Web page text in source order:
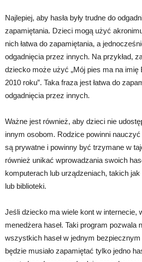
Najlepiej, aby hasła były trudne do
zapamiętania. Dzieci mogą użyć
nich łatwa do zapamiętania, a
odgadnięcia przez innych. Na przykład,
dziecko może użyć „Mój pies ma na imię
2010 roku”. Taka fraza jest łatwa do
odgadnięcia przez innych.
Ważne jest również, aby dzieci nie
innym osobom. Rodzice powinni nauczyć
są prywatne i powinny być trzymane w
również unikać wprowadzania swoich
komputerach lub urządzeniach, takich
lub biblioteki.
Jeśli dziecko ma wiele kont w internecie,
menedżera haseł. Taki program pozwala
wszystkich haseł w jednym
będzie musiało zapamiętać tylko jedno